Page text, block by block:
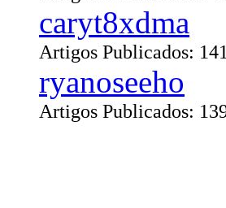
caryt8xdma
Artigos Publicados: 141
ryanoseeho
Artigos Publicados: